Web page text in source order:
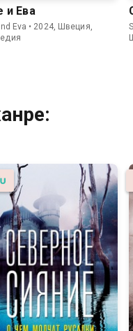
и Ева
Eva • 2024, Швеция,